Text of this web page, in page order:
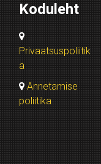
Koduleht
Privaatsuspoliitik
a
Annetamise
poliitika